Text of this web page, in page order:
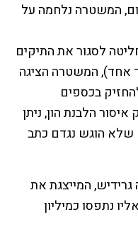
המשטרה נלחמה על
לסגור את התיקים
אחד), המשטרה הציגה
בכספים
הלבנת הון, ניתן
הוגש נגדם כתב
המייצגת את
נתפסו כמיליון